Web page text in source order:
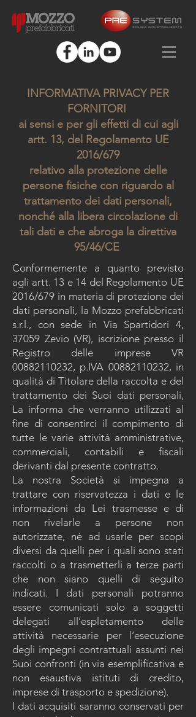
INFORMATIVA PRIVACY PER
FORNITORI
ai sensi e per gli effetti di cui agli
artt. 13, del Regolamento UE
2016/679
relativo alla protezione delle
persone fisiche con riguardo al
trattamento dei dati personali,
nonché alla libera circolazione di
tali dati e che abroga la direttiva
95/46/CE
Conformemente a quanto previsto
agli artt. 13 e 14 del Regolamento UE
2016/679 in materia di protezione dei
dati personali, la Mozzo prefabbricati
s.r.l., con sede in Via Spartidori 4,
37059 Zevio (VR), iscrizione presso il
Registro delle imprese VR
00882110232, p.IVA 00882110232, in
qualità di Titolare della raccolta e del
trattamento dei Suoi dati personali,
La informa che verranno utilizzati al
fine di consentirci il compimento di
tutte le varie attività amministrative,
commerciali, contabili e fiscali
derivanti dal presente contratto.
La nostra Società si impegna a
trattare con riservatezza i dati e le
informazioni da Lei trasmesse e di
non rivelarle a persone non
autorizzate, né ad usarle per scopi
diversi da quelli per i quali sono stati
raccolti o a trasmetterli a terze parti
che non siano quelli di seguito
indicati. I dati personali potranno
essere comunicati solo a soggetti
delegati all’espletamento delle
attività necessarie per l’esecuzione
degli impegni contrattuali assunti nei
Suoi confronti (in via esemplificativa e
non esaustiva istituti di credito,
imprese di trasporto e spedizione).
I dati acquisiti saranno conservati per